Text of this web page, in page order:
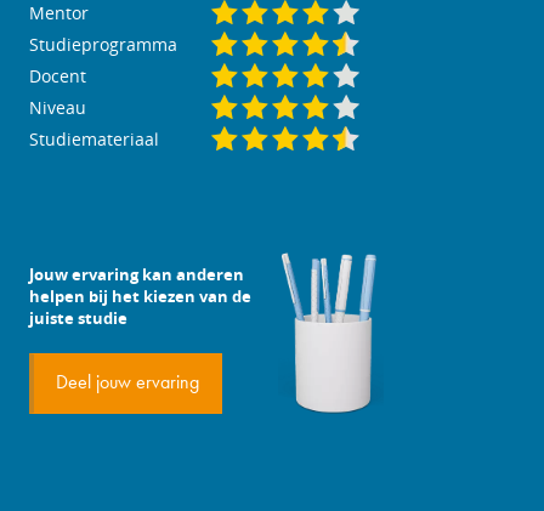
Mentor
Studieprogramma
Docent
Niveau
Studiemateriaal
Jouw ervaring kan anderen
helpen bij het kiezen van de
juiste studie
Deel jouw ervaring